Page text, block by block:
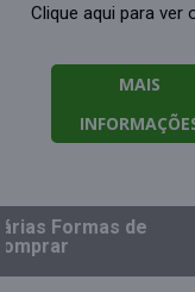
Clique aqui para ver
MAIS
Formasde